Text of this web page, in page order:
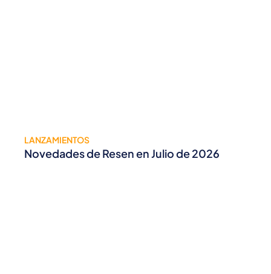
LANZAMIENTOS
Novedades de Resen en Julio de 2026